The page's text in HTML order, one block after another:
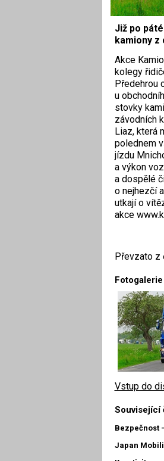
Již po
kamiony z
Akce
kolegy
Předehrou
u
stovky
závodních
Liaz, která
polednem
jízdu
a výkon
a dospělé
o nejhezčí
utkají o
akce
Převzato z
Fotogalerie
Vstup do
Související
Bezpečnost
Japan